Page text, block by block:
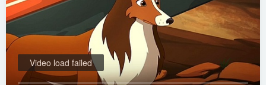
Video load failed